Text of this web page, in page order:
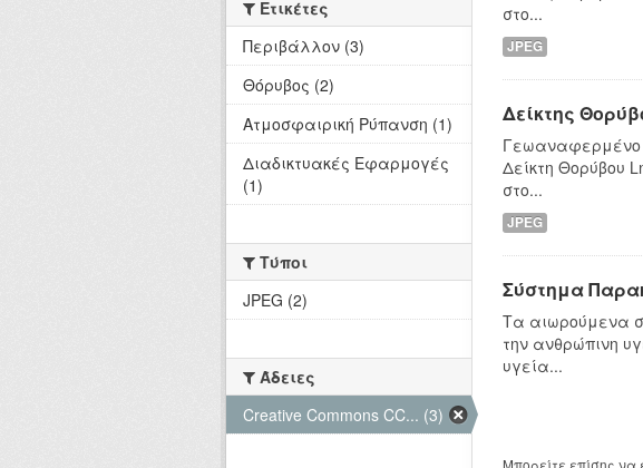
στο...
JPEG
Δείκτης
Γεωαναφερμένο
Δείκτη Θορύβου
στο...
JPEG
Σύστημα
Τα αιωρούμενα
την ανθρώπινη
υγεία...
Ετικέτες
Περιβάλλον (3)
Θόρυβος (2)
Ατμοσφαιρική Ρύπανση (1)
Διαδικτυακές Εφαρμογές
(1)
Τύποι
JPEG (2)
Άδειες
Creative Commons CC... (3)